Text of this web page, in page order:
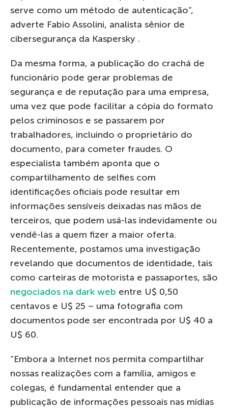
serve como um método de autenticação”,
adverte Fabio Assolini, analista sênior de
cibersegurança da Kaspersky .
Da mesma forma, a publicação do crachá de
funcionário pode gerar problemas de
segurança e de reputação para uma empresa,
uma vez que pode facilitar a cópia do formato
pelos criminosos e se passarem por
trabalhadores, incluindo o proprietário do
documento, para cometer fraudes. O
especialista também aponta que o
compartilhamento de selfies com
identificações oficiais pode resultar em
informações sensíveis deixadas nas mãos de
terceiros, que podem usá-las indevidamente ou
vendê-las a quem fizer a maior oferta.
Recentemente, postamos uma investigação
revelando que documentos de identidade, tais
como carteiras de motorista e passaportes, são
negociados na dark web entre U$ 0,50
centavos e U$ 25 – uma fotografia com
documentos pode ser encontrada por U$ 40 a
U$ 60.
“Embora a Internet nos permita compartilhar
nossas realizações com a família, amigos e
colegas, é fundamental entender que a
publicação de informações pessoais nas mídias